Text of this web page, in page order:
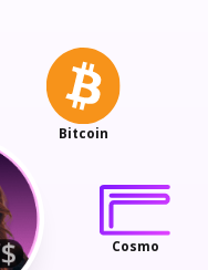
Bitcoin
Cosmo